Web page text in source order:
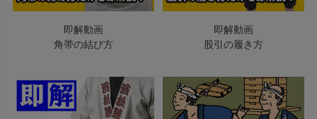
即解動画
角帯の結び方
即解動画
股引の履き方